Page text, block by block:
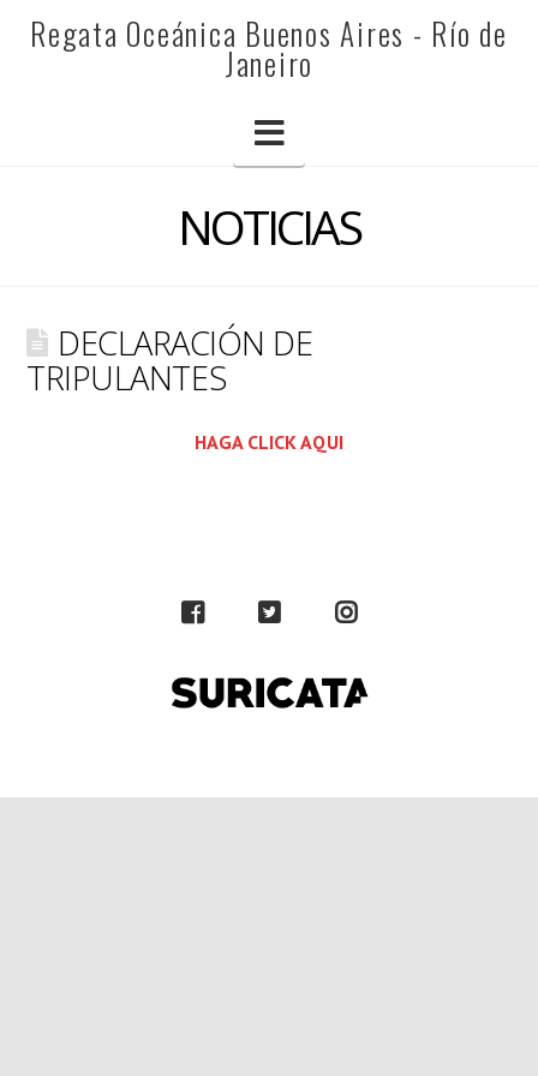
REGATA
OCEÁNICA
BUENOS
AIRES
-
JANEIRO
Regata Oceánica Buenos Aires - Río de
Janeiro
Navigation
NOTICIAS
DECLARACIÓN DE
TRIPULANTES
HAGA CLICK AQUI